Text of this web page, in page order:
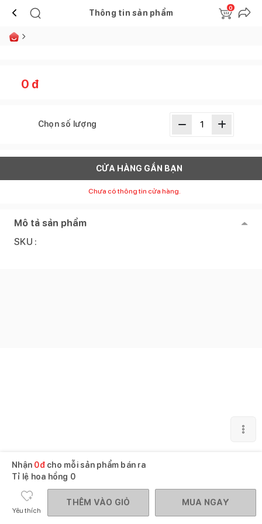
Thông tin sản phẩm
0
0 đ
Chọn số lượng
CỬA HÀNG GẦN BẠN
Chưa có thông tin cửa hàng.
Mô tả sản phẩm
SKU :
Nhận 0đcho mỗi sản phẩm bán ra
Tỉ lệ hoa hồng 0
Yêu thích
THÊM VÀO GIỎ MUA NGAY